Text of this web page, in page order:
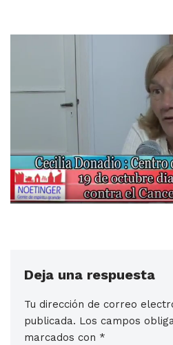
Deja una respuesta
Tu dirección de correo
publicada. Los campos
marcados con *